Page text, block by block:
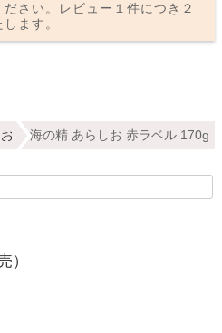
さい。レビュー１件につき２
ます。
海の精 あらしお 赤ラベル 170g
）